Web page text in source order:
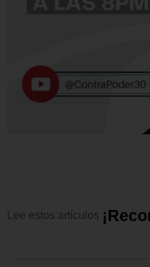
Lee estos artículos ¡Reco